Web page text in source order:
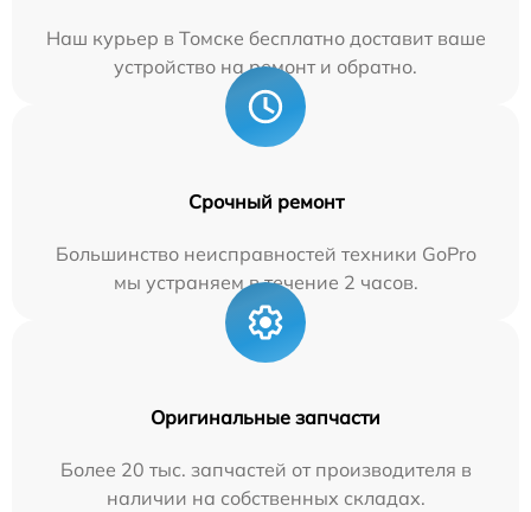
Наш курьер в Томске бесплатно доставит ваше
устройство на ремонт и обратно.
Срочный ремонт
Большинство неисправностей техники GoPro
мы устраняем в течение 2 часов.
Оригинальные запчасти
Более 20 тыс. запчастей от производителя в
наличии на собственных складах.